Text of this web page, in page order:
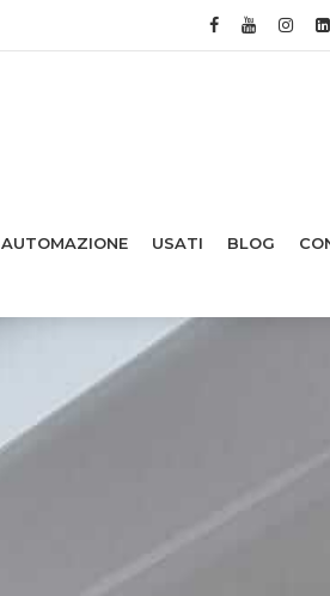
AUTOMAZIONE USATI BLOG